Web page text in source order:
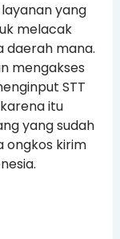
yang
melacak
daerah mana.
mengakses
STT
itu
yang sudah
ongkos kirim